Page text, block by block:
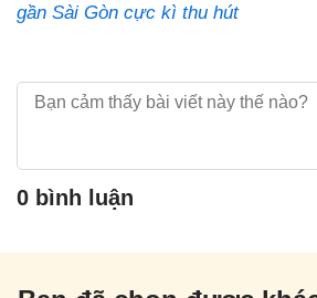
gần Sài Gòn cực kì thu hút
0 bình luận